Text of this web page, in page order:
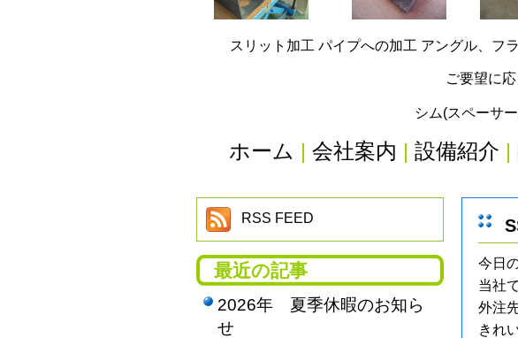
スリット加工 パイプへの加工 アングル、フ
ご要望に
シム(スペーサ
ホーム | 会社案内 | 設備紹介 |
今日
当社
外注
きれ
RSS FEED
最近の記事
2026年 夏季休暇のお知ら
せ